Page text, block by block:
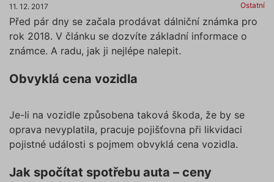
11. 12. 2017 Ostatní
Před pár dny se začala prodávat dálniční známka pro
rok 2018. V článku se dozvíte základní informace o
známce. A radu, jak ji nejlépe nalepit.
Obvyklá cena vozidla
Je-li na vozidle způsobena taková škoda, že by se
oprava nevyplatila, pracuje pojišťovna při likvidaci
pojistné události s pojmem obvyklá cena vozidla.
Jak spočítat spotřebu auta – ceny